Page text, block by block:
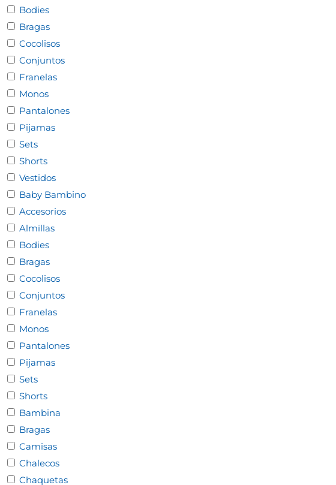
Bodies
Bragas
Cocolisos
Conjuntos
Franelas
Monos
Pantalones
Pijamas
Sets
Shorts
Vestidos
Baby Bambino
Accesorios
Almillas
Bodies
Bragas
Cocolisos
Conjuntos
Franelas
Monos
Pantalones
Pijamas
Sets
Shorts
Bambina
Bragas
Camisas
Chalecos
Chaquetas